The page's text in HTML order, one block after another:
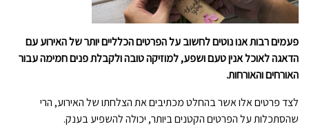
פעמים רבות אנו נוטים לחשוב על הפרטים הכלליים יותר של האירוע עם
הדאגה לאוכל אנין טעם ושפע, למוזיקה טובה ולקבלת פנים חמימה עבור
האורחים והאורחות.
לצד פרטים אלו אשר בהחלט מכתיבים את הצלחתו של האירוע, הרי
שהסתכלות על הפרטים הקטנים ביותר, יכולה להשפיע בענק.